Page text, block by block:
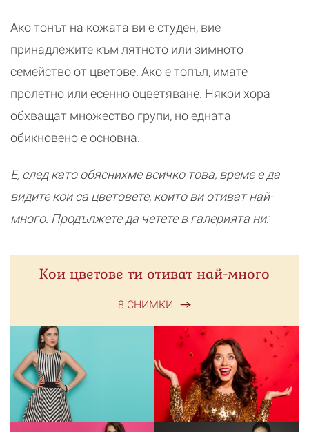
Ако тонът на кожата ви е студен, вие
принадлежите към лятното или зимното
семейство от цветове. Ако е топъл, имате
пролетно или есенно оцветяване. Някои хора
обхващат множество групи, но едната
обикновено е основна.
Е, след като обяснихме всичко това, време е да
видите кои са цветовете, които ви отиват най-
много. Продължете да четете в галерията ни:
Кои цветове ти отиват най-много
8 СНИМКИ